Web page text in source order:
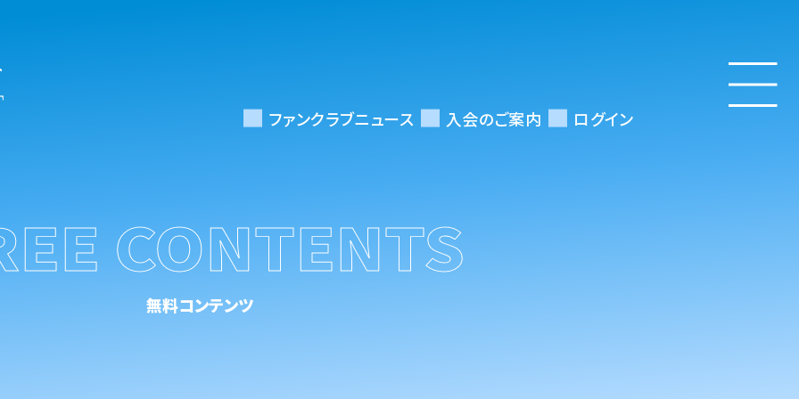
ファンクラブニュース 入会のご案内 ログイン
CONTENTS
無料コンテンツ